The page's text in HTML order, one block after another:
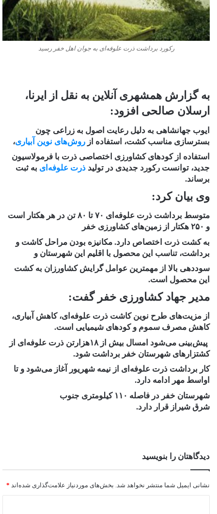
رکورد برداشت ذرت علوفه‌ای به جوان اهل خفر رسید
به گزارش همشهری آنلاین به نقل از ایرنا،
ارسلان صالحی افزود:
ایوب جهانشاهی به دلیل رعایت اصول به زراعی چون
بسترسازی مناسب کشت، استفاده از روش‌های نوین آبیاری،
استفاده از کودهای کشاورزی اختصاصی ذرت با فرمولاسیون
جدید، توانست رکورد جدیدی در تولید ذرت علوفه‌ای به ثبت
برساند.
وی بیان کرد:
متوسط برداشت ذرت علوفه‌ای ۷۰ تا ۸۰ تن در هر هکتار است
و ۲۵۰ هکتار از زمین‌های کشاورزی خفر
به کشت ذرت اختصاص دارد. مکانیزه بودن مراحل کاشت و
برداشت، تناسب این محصول با اقلیم این شهرستان و
سوددهی بالا از مهمترین عوامل گرایش کشاورزان به کشت
این محصول است.
مدیر جهاد کشاورزی خفر گفت:
از مزیت‌های طرح نوین کاشت ذرت علوفه‌ای، کاهش آبیاری،
کاهش مصرف سموم و کودهای شیمیایی است.
پیش‌بینی می‌شود امسال بیش از ۱۸هزارتن ذرت علوفه‌ای از
کشتزارهای شهرستان خفر برداشت شود.
کار برداشت ذرت علوفه‌ای از نیمه شهریور آغاز می‌شود و تا
اواسط مهر ادامه دارد.
شهرستان خفر در فاصله ۱۱۰ کیلومتری جنوب
شرق شیراز قرار دارد.
دیدگاهتان را بنویسید
نشانی ایمیل شما منتشر نخواهد شد. بخش‌های موردنیاز علامت‌گذاری شده‌اند *